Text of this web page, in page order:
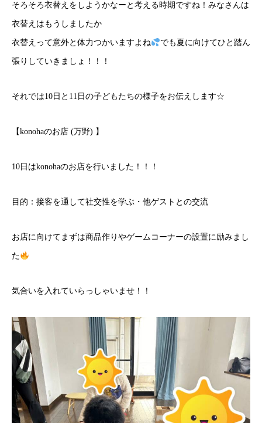
そろそろ衣替えをしようかなーと考える時期ですね！みなさんは
衣替えはもうしましたか
衣替えって意外と体力つかいますよね でも夏に向けてひと踏ん
張りしていきましょ！！！
それでは10日と11日の子どもたちの様子をお伝えします☆
【konohaのお店 (万野) 】
10日はkonohaのお店を行いました！！！
目的：接客を通して社交性を学ぶ・他ゲストとの交流
お店に向けてまずは商品作りやゲームコーナーの設置に励みまし
た
気合いを入れていらっしゃいませ！！